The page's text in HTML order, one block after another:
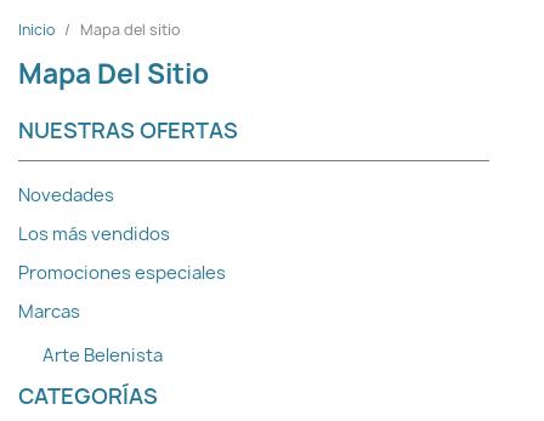
Inicio Mapa del sitio
Mapa Del Sitio
NUESTRAS OFERTAS
Novedades
Los más vendidos
Promociones especiales
Marcas
Arte Belenista
CATEGORÍAS